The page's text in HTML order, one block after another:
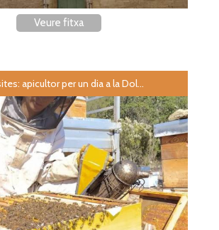
Veure fitxa
apicultor per un dia a la Dol...